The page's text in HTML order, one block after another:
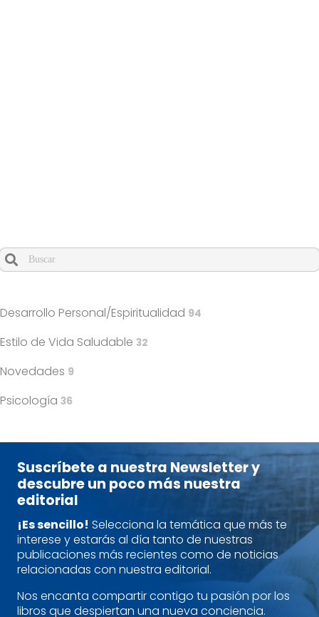
Desarrollo Personal/Espiritualidad 94
Estilo de Vida Saludable 32
Novedades 9
Psicología 36
Suscríbete a nuestra Newsletter y
descubre un poco más nuestra
editorial
¡Es sencillo! Selecciona la temática que más te
interese y estarás al día tanto de nuestras
publicaciones más recientes como de noticias
relacionadas con nuestra editorial.
Nos encanta compartir contigo tu pasión por los
libros que despiertan una nueva conciencia.